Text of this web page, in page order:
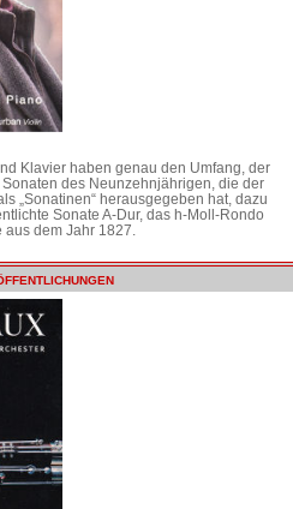
Klavier haben genau den Umfang, der
des Neunzehnjährigen, die der
„Sonatinen“ herausgegeben hat, dazu
Sonate A-Dur, das h-Moll-Rondo
dem Jahr 1827.